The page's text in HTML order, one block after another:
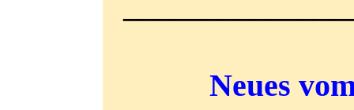
Neues